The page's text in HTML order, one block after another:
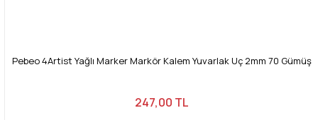
Pebeo 4Artist Yağlı Marker Markör Kalem Yuvarlak Uç 2mm 70 Gümüş
247,00 TL